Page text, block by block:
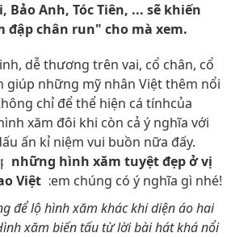
Bảo Anh, Tóc Tiên, ... sẽ khiến
đập chân run" cho mà xem.
dễ thương trên vai, cổ chân, cổ
giúp những mỹ nhân Việt thêm nổi
chỉ để thể hiện cá tínhcủa
xăm đôi khi còn cả ý nghĩa với
ấn kỉ niệm vui buồn nữa đấy.
những hình xăm tuyệt đẹp ở vị
Việt xem chúng có ý nghĩa gì nhé!
để lộ hình xăm khác khi diện áo hai
xăm biến tấu từ lời bài hát khá nổi